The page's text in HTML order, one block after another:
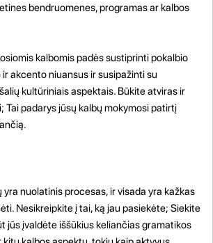
bendruomenes, programas ar kalbos
kalbomis padės sustiprinti pokalbio
akcento niuansus ir susipažinti su
kultūriniais aspektais. Būkite atviras ir
Tai padarys jūsų kalbų mokymosi patirtį
nuolatinis procesas, ir visada yra kažkas
Nesikreipkite į tai, ką jau pasiekėte; Siekite
jūs įvaldėte iššūkius keliančias gramatikos